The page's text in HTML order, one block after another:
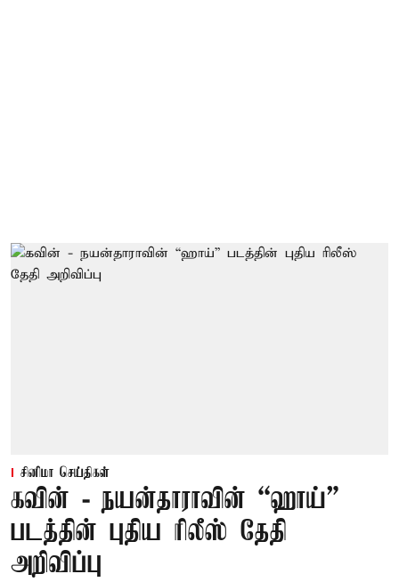
சினிமா செய்திகள்
கவின் - நயன்தாராவின் “ஹாய்”
படத்தின் புதிய ரிலீஸ் தேதி
அறிவிப்பு